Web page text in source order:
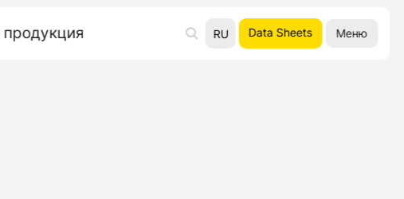
продукция
RU
Data Sheets Меню